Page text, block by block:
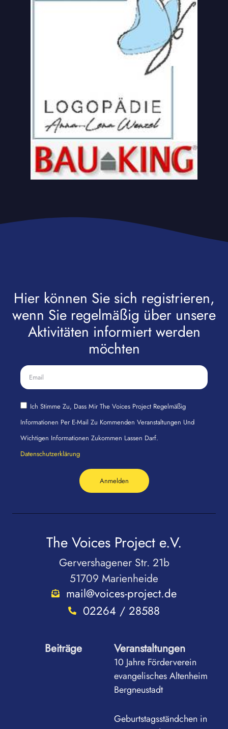
Hier können Sie sich registrieren,
wenn Sie regelmäßig über unsere
Aktivitäten informiert werden
möchten
Ich Stimme Zu, Dass Mir The Voices Project Regelmäßig
Informationen Per E-Mail Zu Kommenden Veranstaltungen Und
Wichtigen Informationen Zukommen Lassen Darf.
Datenschutzerklärung
Anmelden
The Voices Project e.V.
Gervershagener Str. 21b
51709 Marienheide
mail@voices-project.de
02264 / 28588
Beiträge Veranstaltungen
10 Jahre Förderverein
evangelisches Altenheim
Bergneustadt
Geburtstagsständchen in